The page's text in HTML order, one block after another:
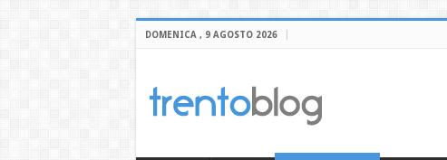
DOMENICA , 9 AGOSTO 2026